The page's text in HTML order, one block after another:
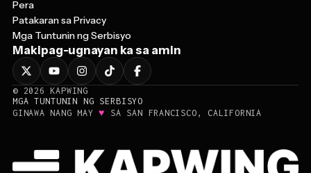
Patakaran sa Privacy
Mga Tuntunin ng Serbisyo
Makipag-ugnayan ka sa amin
©2026 KAPWING
MGA TUNTUNIN NG SERBISYO
GINAWA NANG MAY ♥SA SAN FRANCISCO, CALIFORNIA